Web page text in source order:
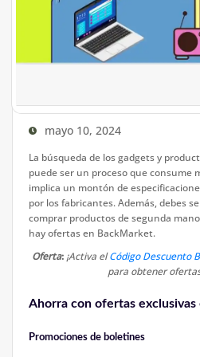
mayo 10, 2024
La búsqueda de los gadgets y
puede ser un proceso que consume
implica un montón de
por los fabricantes. Además, debes
comprar productos de segunda
hay ofertas en BackMarket.
Oferta: ¡Activa elCódigo Descuento
para obtener
Ahorra con ofertas
Promociones de boletines